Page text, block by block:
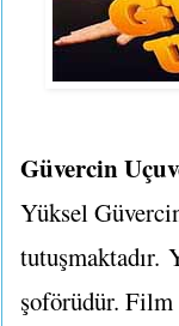
Güvercin
Yüksel
tutuşmaktadır.
şoförüdür. Film